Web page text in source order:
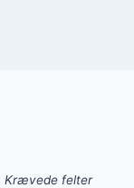
Krævede felter